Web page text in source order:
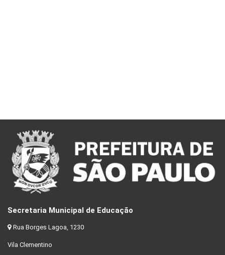
Secretaria Municipal de Educação
Rua Borges Lagoa, 1230
Vila Clementino